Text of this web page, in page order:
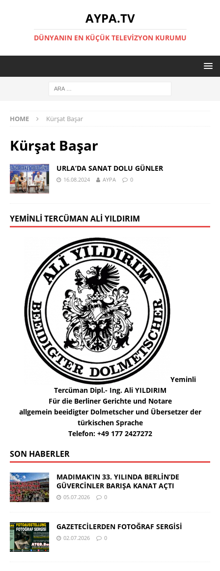
AYPA.TV
DÜNYANIN EN KÜÇÜK TELEVIZYON KURUMU
HOME Kürşat Başar
Kürşat Başar
URLA’DA SANAT DOLU GÜNLER
16.08.2024 AYPA 0
YEMINLI TERCÜMAN ALI YILDIRIM
Yeminli
Tercüman Dipl.- Ing. Ali YILDIRIM
Für die Berliner Gerichte und Notare
allgemein beeidigter Dolmetscher und Übersetzer der
türkischen Sprache
Telefon: +49 177 2427272
SON HABERLER
MADIMAK’IN 33. YILINDA BERLİN’DE
GÜVERCİNLER BARIŞA KANAT AÇTI
05.07.2026 0
GAZETECİLERDEN FOTOĞRAF SERGİSİ
02.07.2026 0